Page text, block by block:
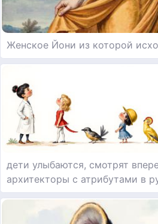
Женское Йони из которой
дети улыбаются, смотрят
архитекторы с атрибутами в